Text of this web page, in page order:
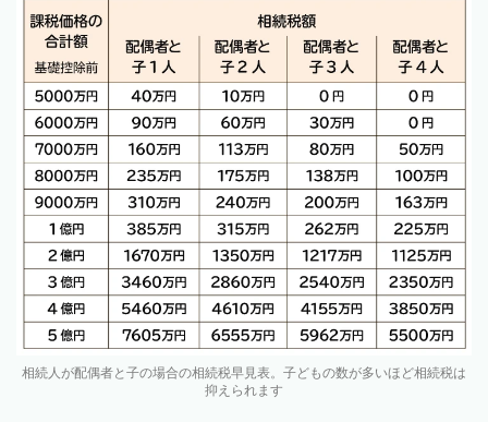
相続人が配偶者と子の場合の相続税早見表。子どもの数が多いほど相続税は
抑えられます